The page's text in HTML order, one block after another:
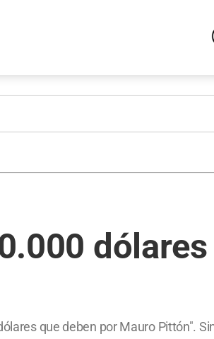
que deben por Mauro Pittón".